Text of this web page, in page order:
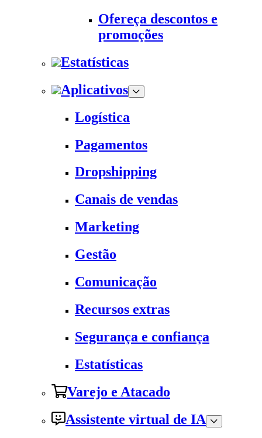
Ofereça descontos e
promoções
Estatísticas
Aplicativos
Logística
Pagamentos
Dropshipping
Canais de vendas
Marketing
Gestão
Comunicação
Recursos extras
Segurança e confiança
Estatísticas
Varejo e Atacado
Assistente virtual de IA